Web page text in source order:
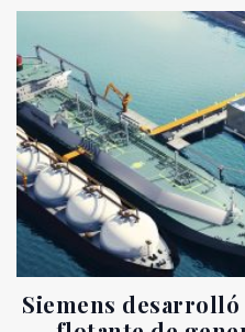
Siemens desarrolló